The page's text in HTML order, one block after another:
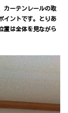
カーテンレールの取
イントです。とりあ
置は全体を見ながら